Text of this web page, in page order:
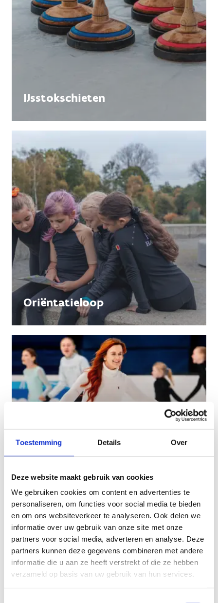
Toestemming Details Over
Deze website maakt gebruik van cookies
We gebruiken cookies om content en advertenties te
personaliseren, om functies voor social media te bieden
en om ons websiteverkeer te analyseren. Ook delen we
informatie over uw gebruik van onze site met onze
partners voor social media, adverteren en analyse. Deze
partners kunnen deze gegevens combineren met andere
informatie die u aan ze heeft verstrekt of die ze hebben
verzameld op basis van uw gebruik van hun services.
IJsstokschieten
Oriëntatieloop
Schaatsen